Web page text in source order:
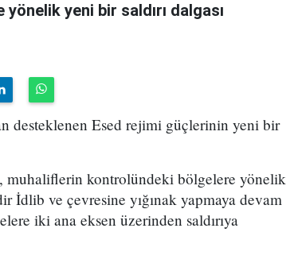
yeni bir saldırı dalgası
desteklenen Esed rejimi güçlerinin yeni bir
muhaliflerin kontrolündeki bölgelere yönelik
İdlib ve çevresine yığınak yapmaya devam
iki ana eksen üzerinden saldırıya